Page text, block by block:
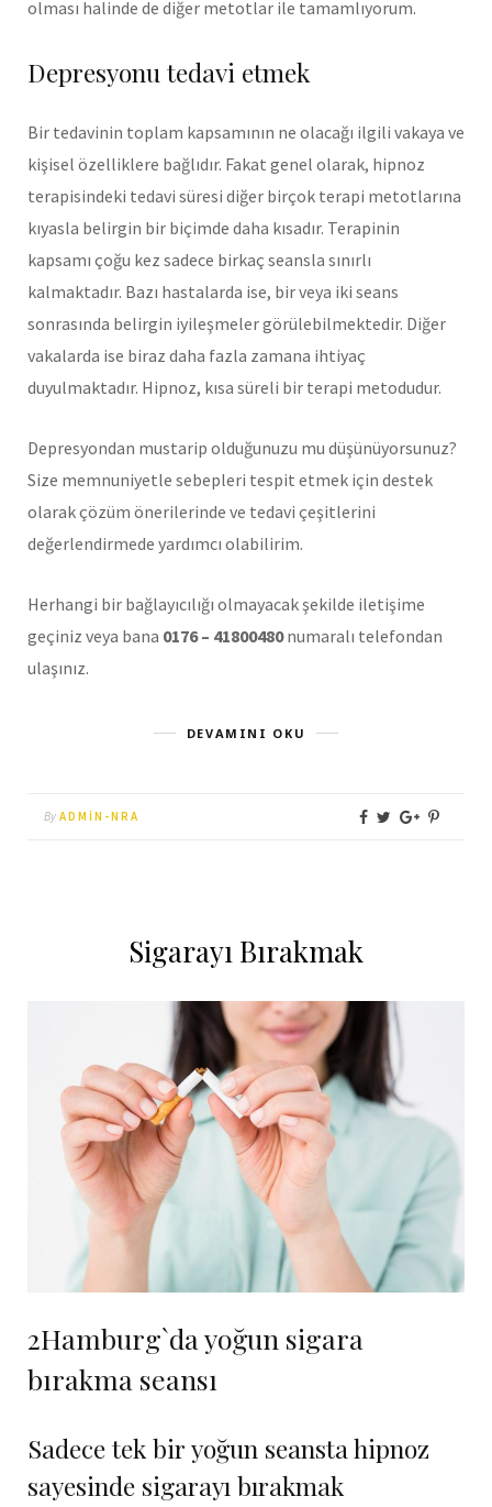
olması halinde de diğer metotlar ile tamamlıyorum.
Depresyonu tedavi etmek
Bir tedavinin toplam kapsamının ne olacağı ilgili vakaya ve
kişisel özelliklere bağlıdır. Fakat genel olarak, hipnoz
terapisindeki tedavi süresi diğer birçok terapi metotlarına
kıyasla belirgin bir biçimde daha kısadır. Terapinin
kapsamı çoğu kez sadece birkaç seansla sınırlı
kalmaktadır. Bazı hastalarda ise, bir veya iki seans
sonrasında belirgin iyileşmeler görülebilmektedir. Diğer
vakalarda ise biraz daha fazla zamana ihtiyaç
duyulmaktadır. Hipnoz, kısa süreli bir terapi metodudur.
Depresyondan mustarip olduğunuzu mu düşünüyorsunuz?
Size memnuniyetle sebepleri tespit etmek için destek
olarak çözüm önerilerinde ve tedavi çeşitlerini
değerlendirmede yardımcı olabilirim.
Herhangi bir bağlayıcılığı olmayacak şekilde iletişime
geçiniz veya bana 0176 – 41800480numaralı telefondan
ulaşınız.
DEVAMINI OKU
By ADMIN-NRA
Sigarayı Bırakmak
2Hamburg`da yoğun sigara
bırakma seansı
Sadece tek bir yoğun seansta hipnoz
sayesinde sigarayı bırakmak